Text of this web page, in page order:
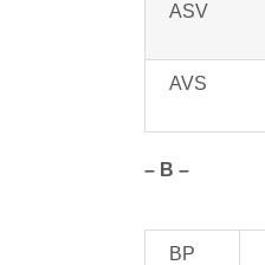
ASV
AVS
– B –
BP